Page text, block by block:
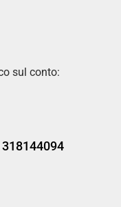
sul conto: